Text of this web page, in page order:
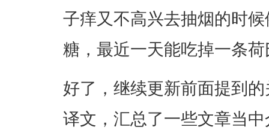
子痒又不高兴去抽烟的时
糖，最近一天能吃掉一条
好了，继续更新前面提到
译文，汇总了一些文章当